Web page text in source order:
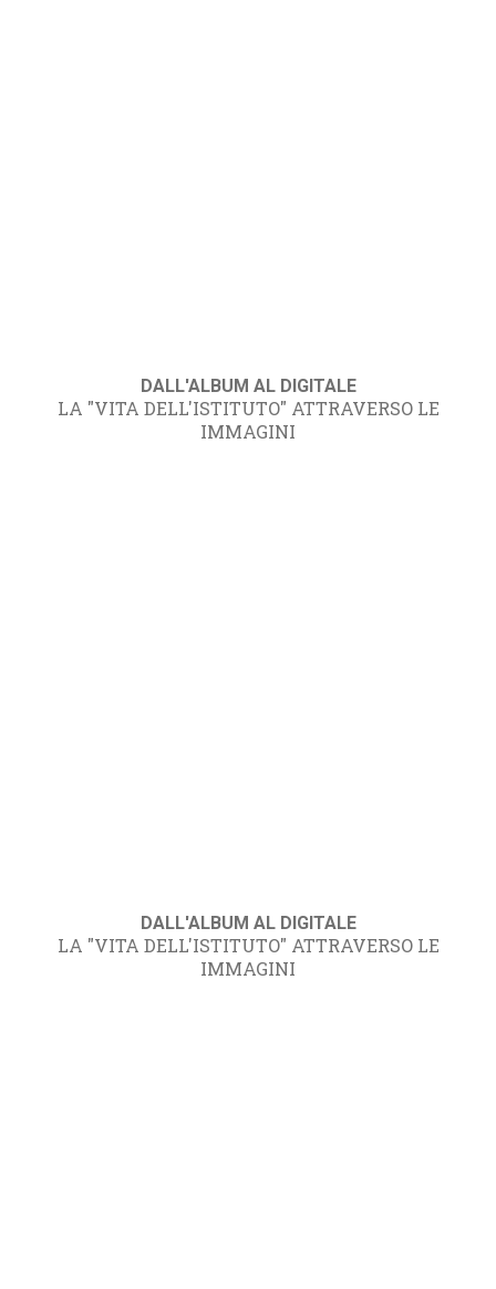
DALL'ALBUM AL DIGITALE
LA "VITA DELL'ISTITUTO" ATTRAVERSO LE
IMMAGINI
DALL'ALBUM AL DIGITALE
LA "VITA DELL'ISTITUTO" ATTRAVERSO LE
IMMAGINI